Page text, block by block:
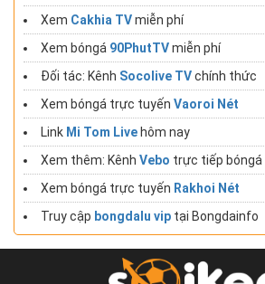
Xem Cakhia TVmiễn phí
Xem bóngá 90PhutTVmiễn phí
Đối tác: Kênh Socolive TVchính thức
Xem bóngá trực tuyến Vaoroi Nét
Link Mi Tom Livehôm nay
Xem thêm: Kênh Vebo trực tiếp bóngá
Xem bóngá trực tuyến Rakhoi Nét
Truy cập bongdalu vip tại Bongdainfo